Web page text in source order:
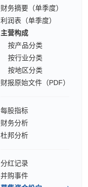
财务摘要（单季度）
利润表（单季度）
主营构成
按产品分类
按行业分类
按地区分类
财报原始文件（PDF）
每股指标
财务分析
杜邦分析
分红记录
并购事件